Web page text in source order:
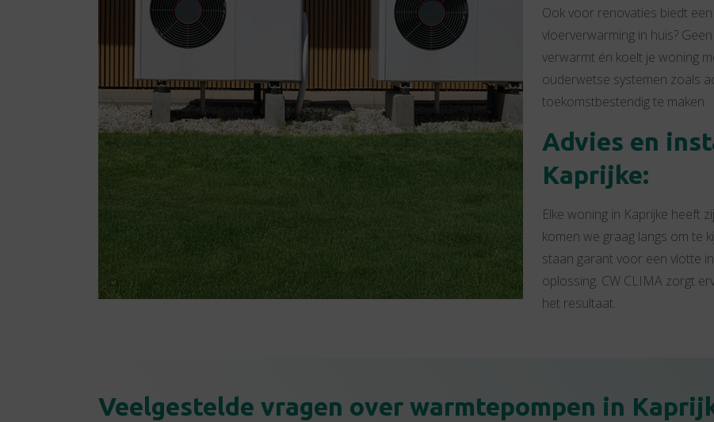
Ook voor renovaties biedt
vloerverwarming in huis?
verwarmt én koelt je woning
ouderwetse systemen zoals
toekomstbestendig te maken.
Advies en
Kaprijke:
Elke woning in Kaprijke heeft
komen we graag langs om te
staan garant voor een vlotte
oplossing. CW CLIMA zorgt
het resultaat.
Veelgestelde vragen over warmtepompen in